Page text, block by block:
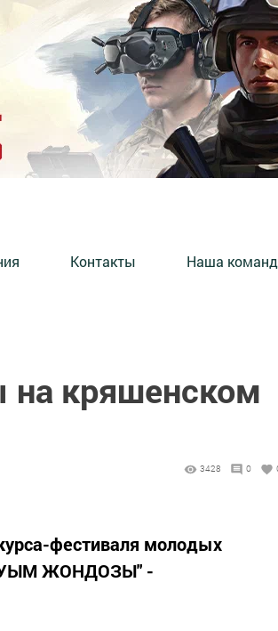
Контакты Наша
на кряшенском
3428 0
фестиваля молодых
ЖОНДОЗЫ" -